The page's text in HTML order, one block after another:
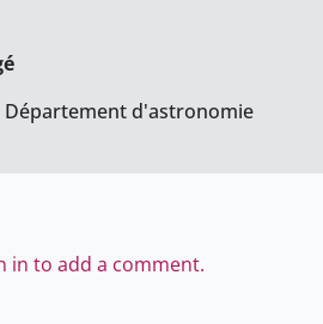
Département d'astronomie
in to add a comment.